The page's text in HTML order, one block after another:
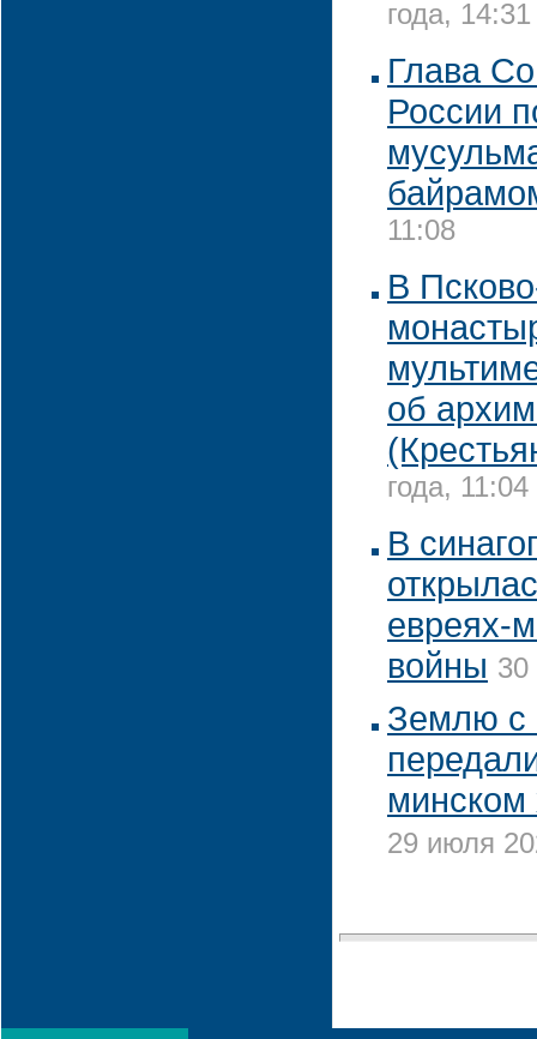
года, 14:31
Глава
России
11:08
В
об
года, 11:04
В
евреях-
войны 30
Землю с
29 июля